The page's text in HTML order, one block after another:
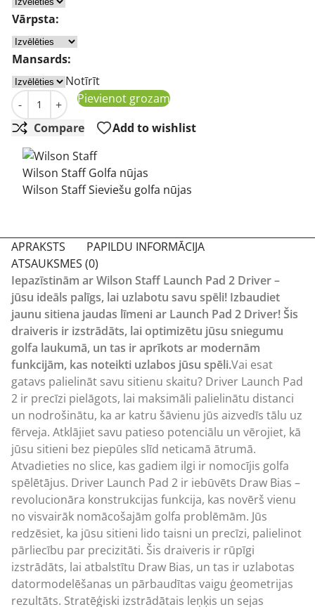
Vārpsta:
Mansards:
Notīrīt
-
Wilson Staff Launch Pad 2 draiveris daudzums
+
Pievienot grozam
Compare
Add to wishlist
Wilson Staff Golfa nūjas
Wilson Staff Sieviešu golfa nūjas
APRAKSTS
PAPILDU INFORMĀCIJA
ATSAUKSMES (0)
Iepazīstinām ar Wilson Staff Launch Pad 2 Driver –
jūsu ideāls palīgs, lai uzlabotu savu spēli! Izbaudiet
jaunu sitiena jaudas līmeni ar Launch Pad 2 Driver! Šis
draiveris ir izstrādāts, lai optimizētu jūsu sniegumu
golfa laukumā, un tas ir aprīkots ar modernām
funkcijām, kas noteikti uzlabos jūsu spēli.Vai esat
gatavs palielināt savu sitienu skaitu? Driver Launch Pad
2 ir precīzi pielāgots, lai maksimāli palielinātu distanci
un nodrošinātu, ka ar katru šāvienu jūs aizvedīs tālu uz
fērveja. Atklājiet savu patieso potenciālu un vērojiet, kā
jūsu sitieni bez piepūles slīd neticamā ātrumā.
Atvadieties no slice, kas gadiem ilgi ir nomocījis golfa
spēlētājus. Driver Launch Pad 2 ir iebūvēts Draw Bias –
revolucionāra konstrukcijas funkcija, kas novērš vienu
no visvairāk nomācošajām golfa problēmām. Jūs
redzēsiet, ka jūsu sitieni lido taisni un precīzi, palielinot
pārliecību par precizitāti. Šis draiveris ir rūpīgi
izstrādāts, lai atbalstītu Draw Bias, un tas ir uzlabotas
datormodelēšanas un pārbaudītas vaigu ģeometrijas
rezultāts. Stratēģiski izstrādātais leņķis un sejas